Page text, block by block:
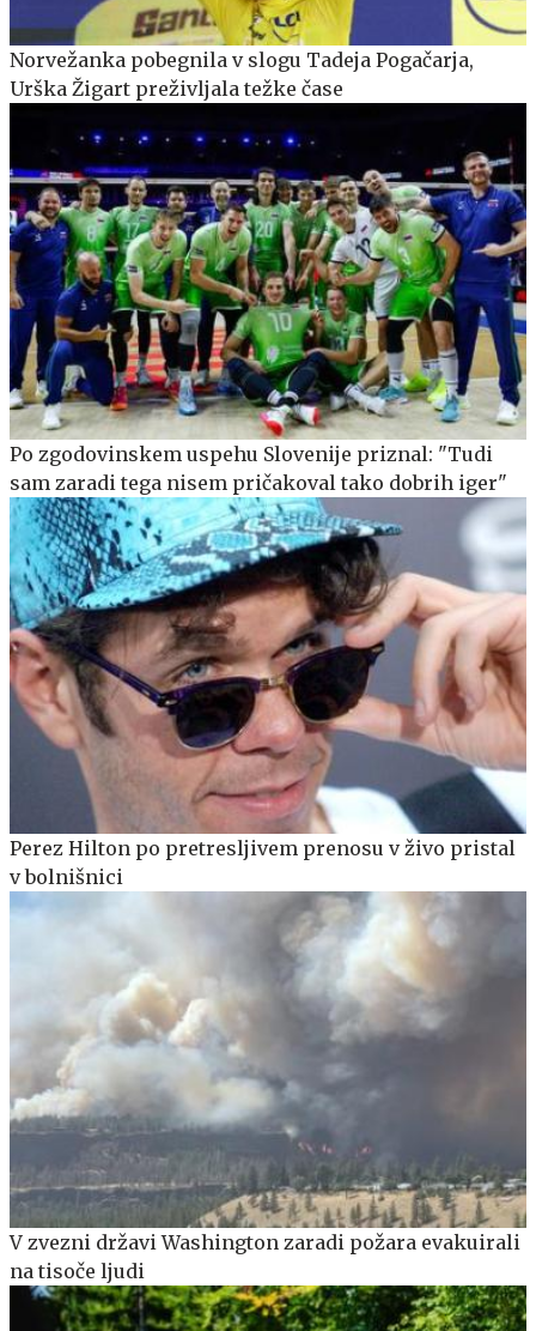
Norvežanka pobegnila v slogu Tadeja Pogačarja,
Urška Žigart preživljala težke čase
Po zgodovinskem uspehu Slovenije priznal: "Tudi
sam zaradi tega nisem pričakoval tako dobrih iger"
Perez Hilton po pretresljivem prenosu v živo pristal
v bolnišnici
V zvezni državi Washington zaradi požara evakuirali
na tisoče ljudi